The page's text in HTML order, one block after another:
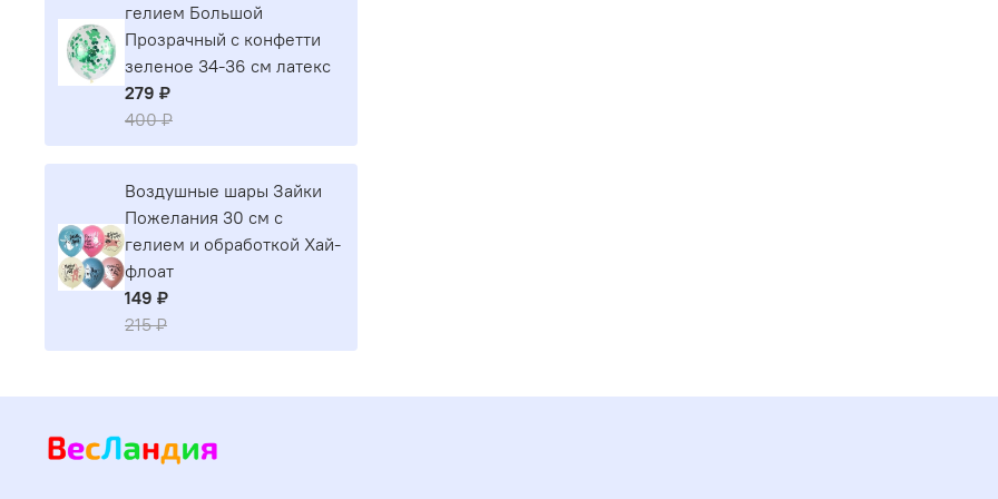
гелием Большой
Прозрачный с конфетти
зеленое 34-36 см латекс
279 ₽
400 ₽
Воздушные шары Зайки
Пожелания 30 см с
гелием и обработкой Хай-
флоат
149 ₽
215 ₽